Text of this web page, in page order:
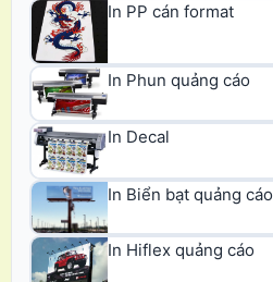
In PP cán format
In Phun quảng cáo
In Decal
In Biển bạt quảng cáo
In Hiflex quảng cáo